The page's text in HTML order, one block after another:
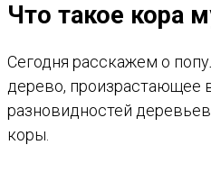
Что такое кора
Сегодня расскажем о
дерево, произрастающее
разновидностей
коры.